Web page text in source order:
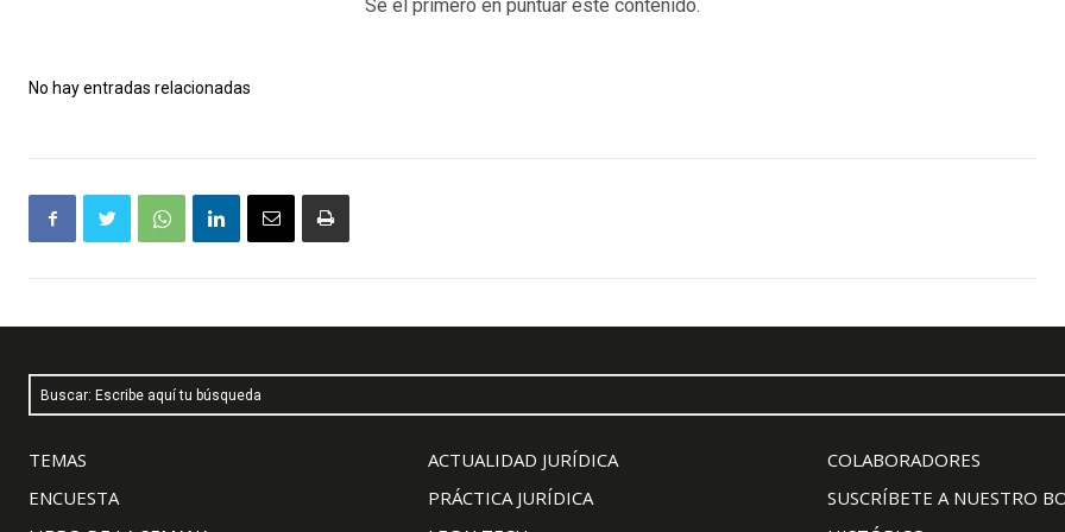
Sé el primero en puntuar este contenido.
No hay entradas relacionadas
Buscar: Escribe aquí tu búsqueda
TEMAS
ENCUESTA
ACTUALIDAD JURÍDICA
PRÁCTICA JURÍDICA
COLABORADORES
SUSCRÍBETE A NUESTRO